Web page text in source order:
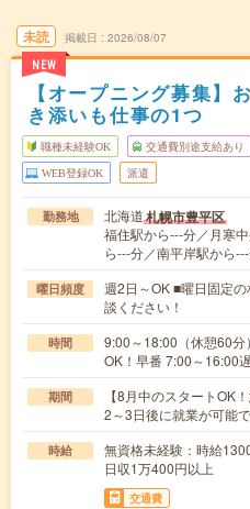
未読
NEW
掲載日 2026/08/07
【オープニング募集】
き添いも仕事の1つ
職種未経験OK 交通費別途支給あり
WEB登録OK 派遣
勤務地 北海道札幌市豊平区
福住駅から---分／月寒
ら---分／南平岸駅から
曜日頻度
週2日～OK ■曜日固定
談ください！
時間
9:00～18:00（休憩60分
OK！早番 7:00～16:00
期間
【8月中のスタートOK
2～3日後に就業が可能で
時給
無資格未経験：時給
日収1万400円以上
交通費